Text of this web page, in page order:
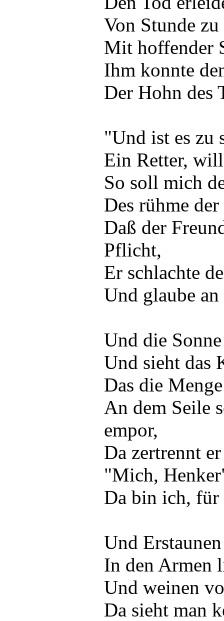
Von Stunde
Mit hoffender
Ihm konnte
Der Hohn des
"Und ist es zu
Ein Retter,
So soll mich
Des rühme
Daß der
Pflicht,
Er schlachte
Und glaube
Und die
Und sieht das
Das die
An dem Seile
empor,
Da zertrennt
"Mich,
Da bin ich, für
Und
In den Armen
Und weinen
Da sieht man